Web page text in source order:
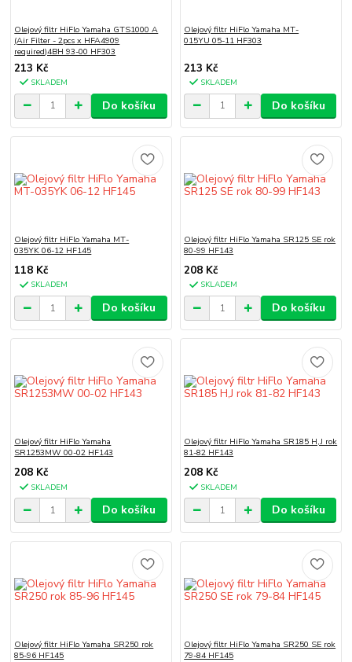
Olejový filtr HiFlo Yamaha GTS1000 A
(Air Filter - 2pcs x HFA4909
required)4BH 93-00 HF303
213 Kč
SKLADEM
Do košíku
Olejový filtr HiFlo Yamaha MT-
015YU 05-11 HF303
213 Kč
SKLADEM
Do košíku
Olejový filtr HiFlo Yamaha MT-
035YK 06-12 HF145
118 Kč
SKLADEM
Do košíku
Olejový filtr HiFlo Yamaha SR125 SE rok
80-99 HF143
208 Kč
SKLADEM
Do košíku
Olejový filtr HiFlo Yamaha
SR1253MW 00-02 HF143
208 Kč
SKLADEM
Do košíku
Olejový filtr HiFlo Yamaha SR185 H,J rok
81-82 HF143
208 Kč
SKLADEM
Do košíku
Olejový filtr HiFlo Yamaha SR250 rok
85-96 HF145
Olejový filtr HiFlo Yamaha SR250 SE rok
79-84 HF145